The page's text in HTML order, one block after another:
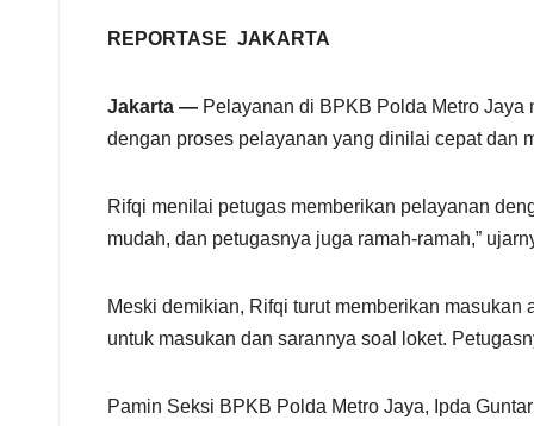
a
REPORTASE JAKARTA
Jakarta — Pelayanan di BPKB Polda Metro
dengan proses pelayanan yang dinilai cepat dan
Rifqi menilai petugas memberikan pelayanan
mudah, dan petugasnya juga ramah-ramah,”
Meski demikian, Rifqi turut memberikan
untuk masukan dan sarannya soal loket.
Pamin Seksi BPKB Polda Metro Jaya, Ipda